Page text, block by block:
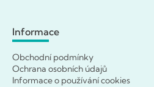
Informace
Obchodní podmínky
Ochrana osobních údajů
Informace o používání cookies